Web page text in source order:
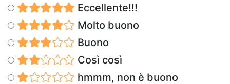
Eccellente!!!
Molto buono
Buono
Così così
hmmm, non è buono